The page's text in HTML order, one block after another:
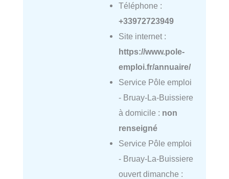
Téléphone :
+33972723949
Site internet :
https://www.pole-
emploi.fr/annuaire/
Service Pôle emploi
- Bruay-La-Buissiere
à domicile : non
renseigné
Service Pôle emploi
- Bruay-La-Buissiere
ouvert dimanche :